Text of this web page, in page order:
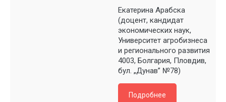
Екатерина Арабска
(доцент, кандидат
экономических наук,
Университет агробизнеса
и регионального развития
4003, Болгария, Пловдив,
бул. „Дунав” №78)
Подробнее